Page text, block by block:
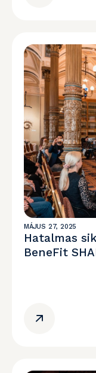
MÁJUS 27, 2025
Hatalmas
BeneFit